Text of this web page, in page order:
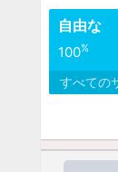
自由な
100%
すべての